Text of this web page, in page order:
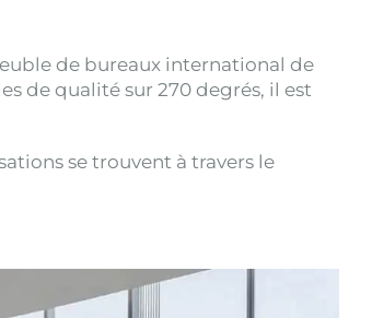
de bureaux international de
de qualité sur 270 degrés, il est
se trouvent à travers le